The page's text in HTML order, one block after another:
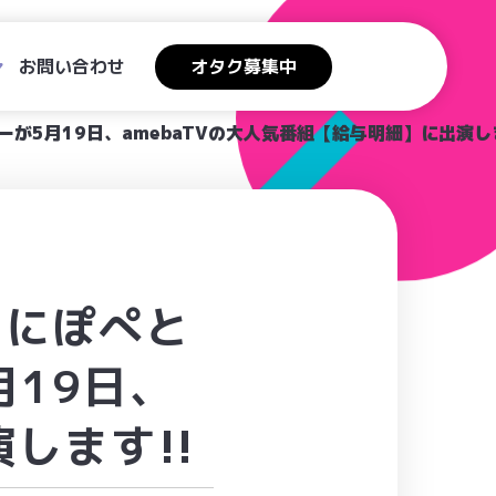
お問い合わせ オタク募集中
が5月19日、amebaTVの大人気番組【給与明細】に出演
ぽぺと
日、
します!!